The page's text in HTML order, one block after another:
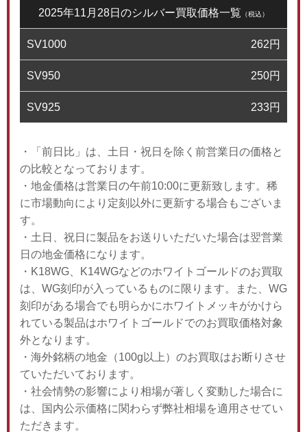
2025年11月28日のシルバー買取価格一覧 （税込）
SV1000 262円
SV950 250円
SV925 233円
・「前日比」は、土日・祝日を除く前営業日の価格と
の比較となっております。
・地金価格は営業日の午前10:00に更新致します。稀
に市場動向により定刻以外に更新する場合もございま
す。
・土日、祝日に製品をお送りいただいた場合は翌営業
日の地金価格になります。
・K18WG、K14WGなどのホワイトゴールドのお買取
は、WG刻印が入っているものに限ります。また、WG
刻印がある場合でも明らかにホワイトメッキがかけら
れている製品はホワイトゴールドでのお買取価格対象
外となります。
・海外銘柄の地金（100g以上）のお買取はお断りさせ
ていただいております。
・社会情勢の影響により相場が著しく変動した場合に
は、国内公示価格に関わらず弊社相場を適用させてい
ただきます。